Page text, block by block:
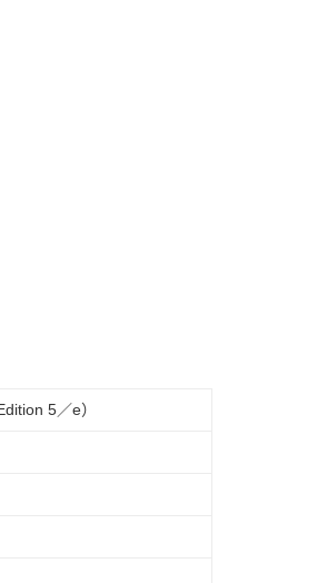
5／e）